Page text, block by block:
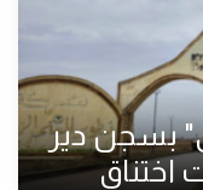
بسجن دير
اختناق